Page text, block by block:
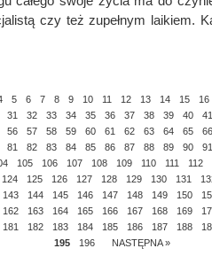
czy też zupełnym laikiem.
5 6 7 8 9 10 11 12 13 14 15
16
31 32 33 34 35 36 37 38 39 40
41
56 57 58 59 60 61 62 63 64 65
66
81 82 83 84 85 86 87 88 89 90
91
105 106 107 108 109 110 111 112
124 125 126 127 128 129 130 131
143 144 145 146 147 148 149 150
162 163 164 165 166 167 168 169
181 182 183 184 185 186 187 188
195
196 NASTĘPNA »